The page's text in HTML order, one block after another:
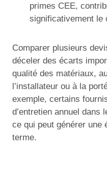
primes CEE,
significativement le
Comparer plusieurs
déceler des écarts
qualité des matériaux,
l’installateur ou à la
exemple, certains
d’entretien annuel dans
ce qui peut générer une
terme.